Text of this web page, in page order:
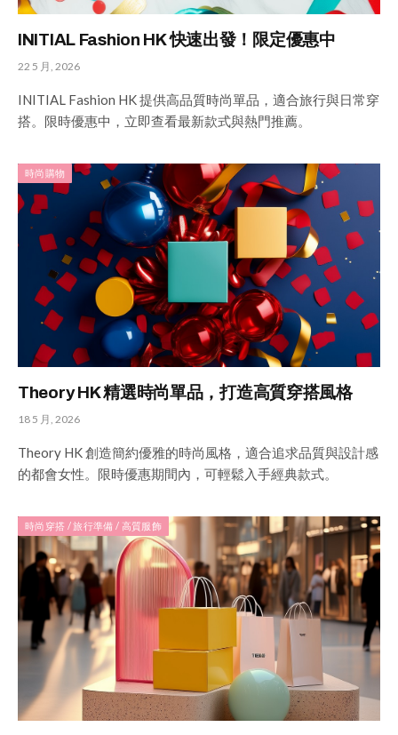
INITIAL Fashion HK 快速出發！限定優惠中
22 5 月, 2026
INITIAL Fashion HK 提供高品質時尚單品，適合旅行與日常穿
搭。限時優惠中，立即查看最新款式與熱門推薦。
時尚購物
Theory HK 精選時尚單品，打造高質穿搭風格
18 5 月, 2026
Theory HK 創造簡約優雅的時尚風格，適合追求品質與設計感
的都會女性。限時優惠期間內，可輕鬆入手經典款式。
時尚穿搭 / 旅行準備 / 高質服飾